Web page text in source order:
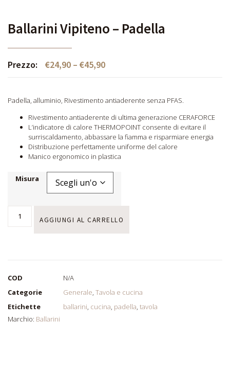
Ballarini Vipiteno – Padella
Prezzo: €24,90 – €45,90
Padella, alluminio, Rivestimento antiaderente senza PFAS.
Rivestimento antiaderente di ultima generazione CERAFORCE
L’indicatore di calore THERMOPOINT consente di evitare il
surriscaldamento, abbassare la fiamma e risparmiare energia
Distribuzione perfettamente uniforme del calore
Manico ergonomico in plastica
Misura
AGGIUNGI AL CARRELLO
COD
N/A
Categorie
Generale, Tavola e cucina
Etichette
ballarini, cucina, padella, tavola
Marchio: Ballarini